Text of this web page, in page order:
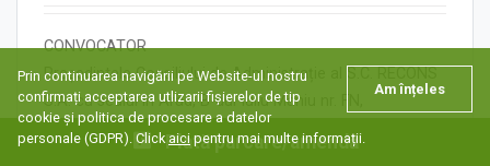
CONVOCATOR
Președintele Consiliului de Administrație al S.C. RECONS
S.A. cu sediul în Arad, B-dul Iuliu Maniu nr. FN,
înmatriculată la Oficiul Registrului Comerţului Arad cu nr.
Plată parcare/amendă
Am înțeles
Prin continuarea navigării pe Website-ul nostru
confirmați acceptarea utlizarii fișierelor de tip
cookie și politica de procesare a datelor
personale (GDPR). Clickaici pentru mai multe informații.